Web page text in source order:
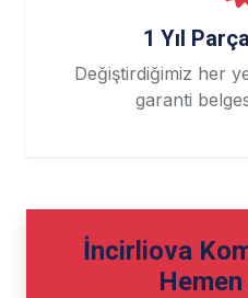
1 Yıl
Değiştirdiğimiz her
garanti
İncirliova
Hemen